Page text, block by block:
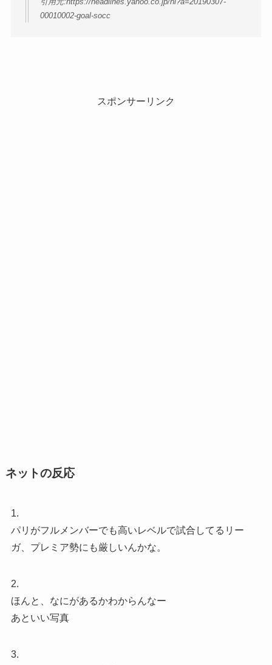
00010002-goal-socc
スポンサーリンク
ネットの反応
1.
パリがフルメンバーでも高いレベルで試合してるリー
ガ、プレミア勢にも厳しいんかな。
2.
ほんと、なにがあるかわからんなー
あといい写真
3.